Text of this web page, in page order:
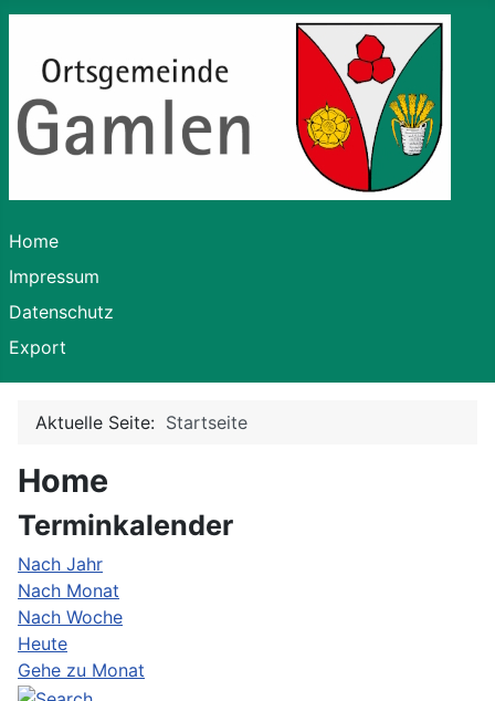
Home
Impressum
Datenschutz
Export
Aktuelle Seite: Startseite
Home
Terminkalender
Nach Jahr
Nach Monat
Nach Woche
Heute
Gehe zu Monat